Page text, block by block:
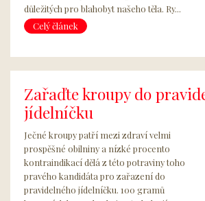
důležitých pro blahobyt našeho těla. Ry...
Celý článek
Zařaďte kroupy do
jídelníčku
Ječné kroupy patří mezi zdraví velmi
prospěšné obilniny a nízké procento
kontraindikací dělá z této potraviny toho
pravého kandidáta pro zařazení do
pravidelného jídelníčku. 100 gramů